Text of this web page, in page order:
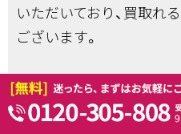
いただいており、買取れ
ございます。
IDC大塚家具が一番